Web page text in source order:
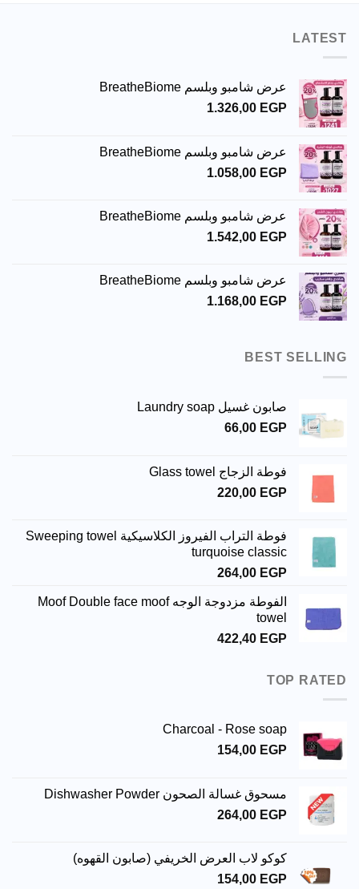
LATEST
عرض شامبو وبلسم BreatheBiome
1.326,00 EGP
عرض شامبو وبلسم BreatheBiome
1.058,00 EGP
عرض شامبو وبلسم BreatheBiome
1.542,00 EGP
عرض شامبو وبلسم BreatheBiome
1.168,00 EGP
BEST SELLING
صابون غسيل Laundry soap
66,00 EGP
فوطة الزجاج Glass towel
220,00 EGP
فوطة التراب الفيروز الكلاسيكية Sweeping towel
turquoise classic
264,00 EGP
الفوطة مزدوجة الوجه Moof Double face moof
towel
422,40 EGP
TOP RATED
Charcoal - Rose soap
154,00 EGP
مسحوق غسالة الصحون Dishwasher Powder
264,00 EGP
كوكو لاب العرض الخريفي (صابون القهوه)
154,00 EGP